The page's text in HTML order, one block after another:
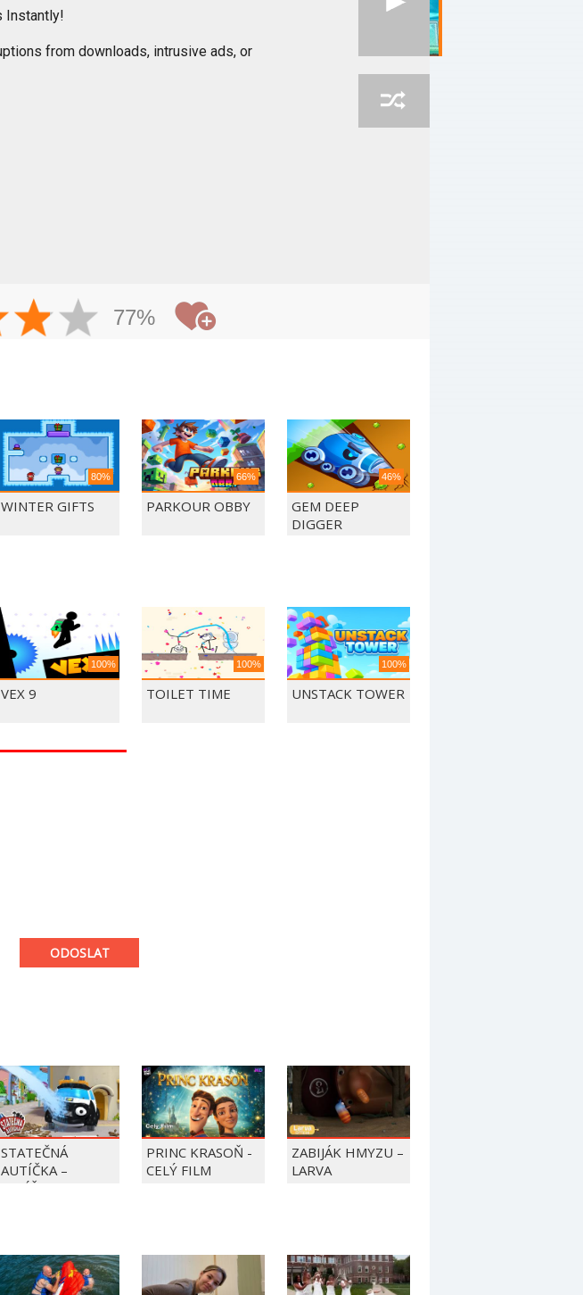
77%
80%
WINTER GIFTS
66%
PARKOUR OBBY
46%
GEM DEEP
DIGGER
100%
VEX 9
100%
TOILET TIME
100%
UNSTACK TOWER
ODOSLAT
STATEČNÁ
AUTÍČKA –
BALÍČEK PIERRE
PRINC KRASOŇ -
CELÝ FILM
ZABIJÁK HMYZU –
LARVA